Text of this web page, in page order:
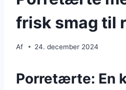
frisk smag til
Af 24. december 2024
Porretærte: En